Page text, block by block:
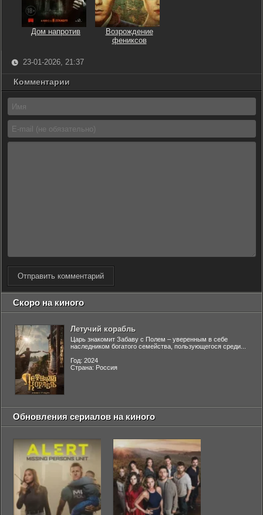
Дом напротив
Возрождение
фениксов
23-01-2026, 21:37
Комментарии
Отправить комментарий
Скоро на киного
Летучий корабль
Царь знакомит Забаву с Полем – уверенным в себе
наследником богатого семейства, пользующегося среди...
Год: 2024
Страна: Россия
Обновления сериалов на киного